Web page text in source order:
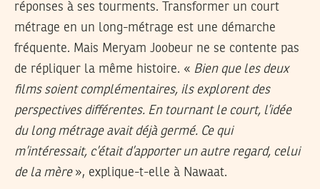
réponses à ses tourments. Transformer un court
métrage en un long-métrage est une démarche
fréquente. Mais Meryam Joobeur ne se contente pas
de répliquer la même histoire. « Bien que les deux
films soient complémentaires, ils explorent des
perspectives différentes. En tournant le court, l’idée
du long métrage avait déjà germé. Ce qui
m’intéressait, c’était d’apporter un autre regard, celui
de la mère», explique-t-elle à Nawaat.